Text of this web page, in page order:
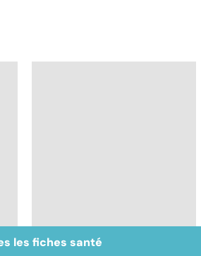
Staphylocoque doré :
les fiches santé